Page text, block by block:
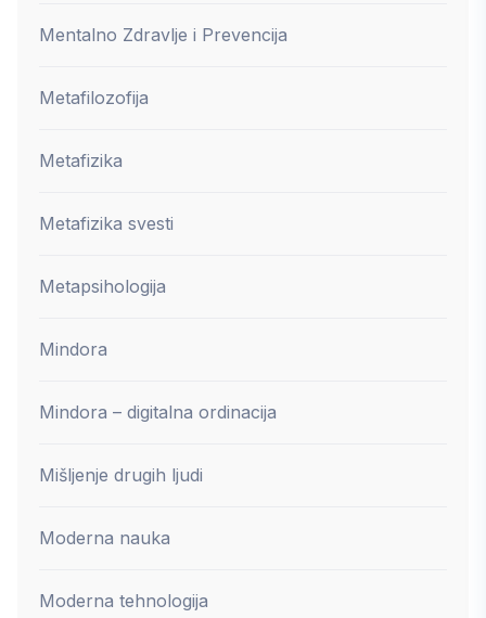
Mentalno Zdravlje i Prevencija
Metafilozofija
Metafizika
Metafizika svesti
Metapsihologija
Mindora
Mindora – digitalna ordinacija
Mišljenje drugih ljudi
Moderna nauka
Moderna tehnologija